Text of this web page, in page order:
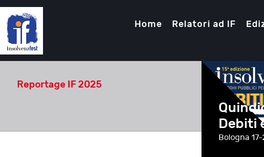
Home Relatori ad IF
Reportage IF 2025
Debiti
Bologna